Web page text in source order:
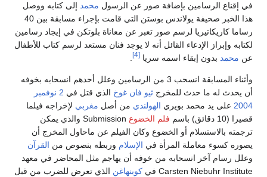
في إقناع الرسامين بإضافة صور عن الرسول محمد إلى كتابه ووصل
هذا الخبر صحيفة يولاندس بوستن التي قامت بإجراء مسابقة بين 40
رساما كاريكاتيريا لرسم صور تعبر عن معاناة بلوتكن في إيجاد رسامين
لكتابه وإبراز الإدعاء القائل أنه لا يوجد فنان مستعد لرسم كتاب للأطفال
عن محمد بدون إبقاء اسمه سريا [4]
.
وأثناء المسابقة انسحب 3 من الرسامين وعلل أحدهم انسحابه بخوفه
أن يحدث له ما حدث للمخرج ثيو فان غوخ الذي قتل في 2 نوفمبر
2004 على يد محمد بويري الهولندي من أصل مغربي لإخراجه فيلما
قصيرا (10 دقائق) باسم
فلم الخضوع
Submission والذي يمكن
ترجمته بالاستسلام أو الخضوع وكان الفيلم عن ماحاول المخرج أن
يصوره كسوء معاملة المرأة في الإسلام وربطه بنصوص من القرآن
وعلل رسام آخر انسحابه من خوفه أن يهاجم مثل المحاضر في معهد
Carsten Niebuhr Institute في
كوبنهاغن الذي تعرض للضرب من قبل